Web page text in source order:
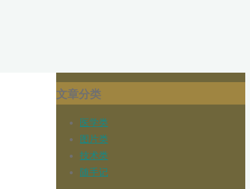
文章分类
医学类
图片类
技术类
随手记